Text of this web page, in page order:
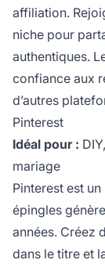
affiliation.
niche pour
authentiques.
confiance aux
d’autres
Pinterest
Idéal pour :
mariage
Pinterest est
épingles
années. Créez
dans le titre et